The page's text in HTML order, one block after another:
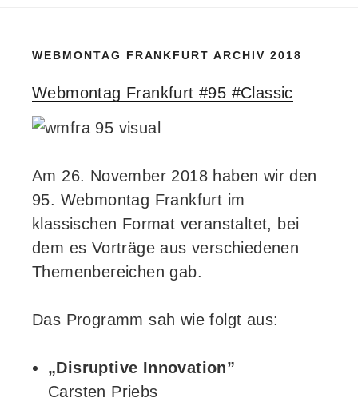
WEBMONTAG FRANKFURT ARCHIV 2018
Webmontag Frankfurt #95 #Classic
Am 26. November 2018 haben wir den
95. Webmontag Frankfurt im
klassischen Format veranstaltet, bei
dem es Vorträge aus verschiedenen
Themenbereichen gab.
Das Programm sah wie folgt aus:
„Disruptive Innovation”
Carsten Priebs